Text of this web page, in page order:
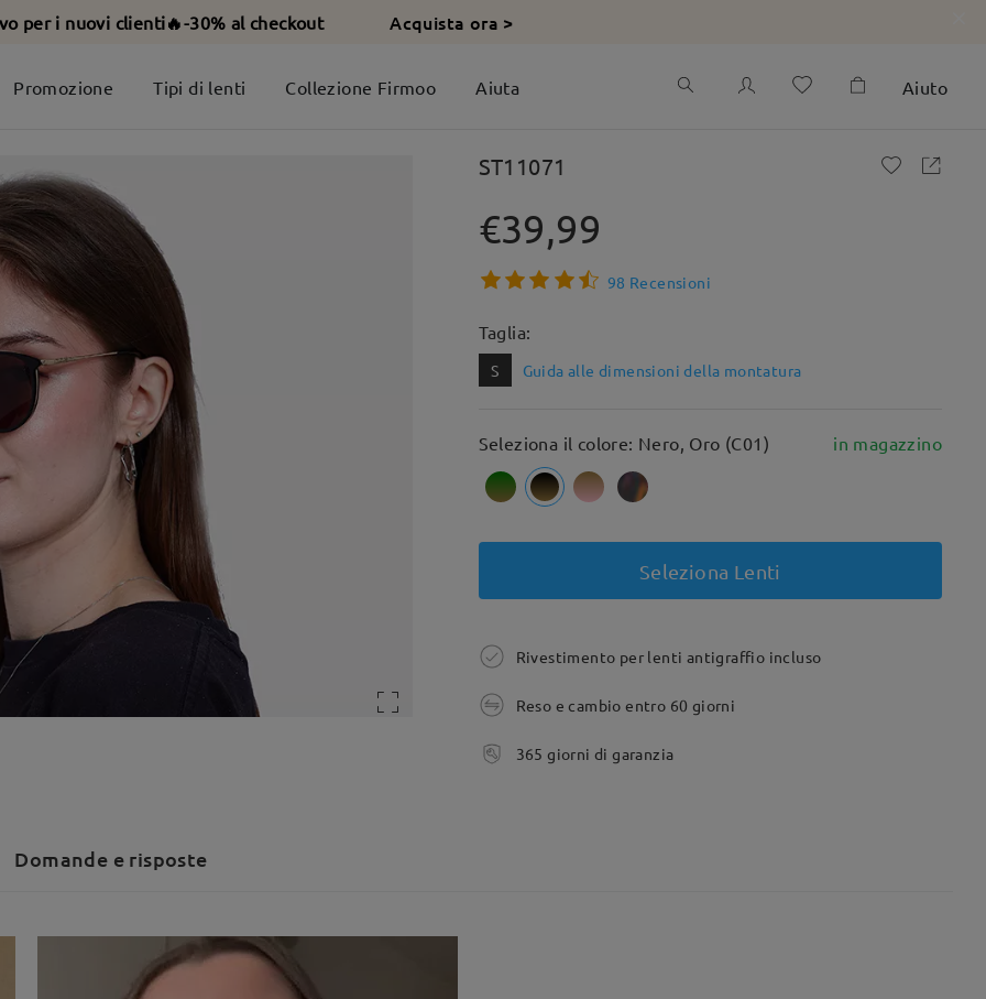
per i nuovi clienti🔥-30% al checkout Acquista ora >
Promozione Tipi di lenti Collezione Firmoo Aiuta Aiuto
ST11071
€39,99
98 Recensioni
Taglia:
S Guida alle dimensioni della montatura
Seleziona il colore: Nero, Oro (C01) in magazzino
Seleziona Lenti
Rivestimento per lenti antigraffio incluso
Reso e cambio entro 60 giorni
365 giorni di garanzia
Domande e risposte